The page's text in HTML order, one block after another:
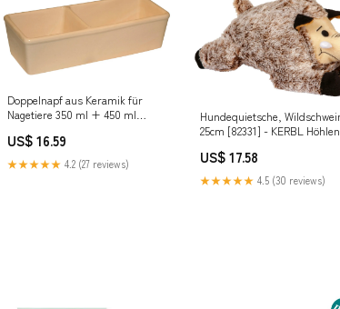
Doppelnapf aus Keramik für
Nagetiere 350 ml + 450 ml
US$ 16.59
★★★★★ 4.2 (27 reviews)
Hundequietsche,
25cm [82331] - KERBL Höhlen
US$ 17.58
★★★★★ 4.5 (30 reviews)